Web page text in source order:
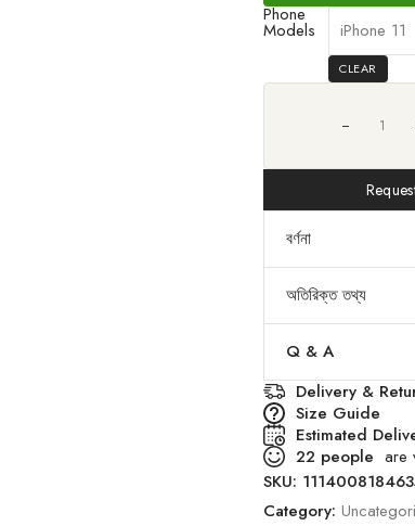
Phone
Models
CLEAR
বর্ণনা
অতিরিক্ত তথ্য
Q & A
Delivery &
Size Guide
Estimated
22 people are
SKU:
Category: